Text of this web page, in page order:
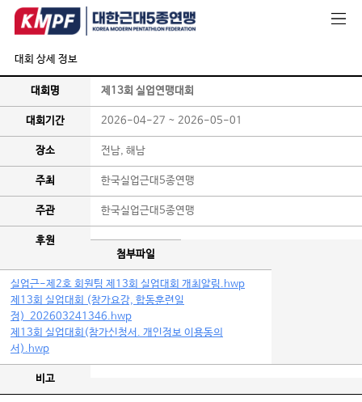
대회 상세 정보
대회명 제13회 실업연맹대회
대회기간 2026-04-27 ~ 2026-05-01
장소 전남, 해남
주최 한국실업근대5종연맹
주관 한국실업근대5종연맹
후원
첨부파일
실업근-제2호 회원팀 제13회 실업대회 개최알림.hwp
제13회 실업대회 (참가요강, 합동훈련일
정)_202603241346.hwp
제13회 실업대회(참가신청서. 개인정보 이용동의
서).hwp
비고